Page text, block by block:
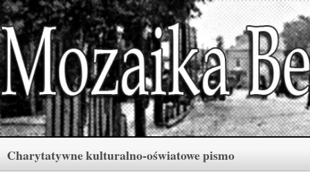
Charytatywne kulturalno-oświatowe pismo